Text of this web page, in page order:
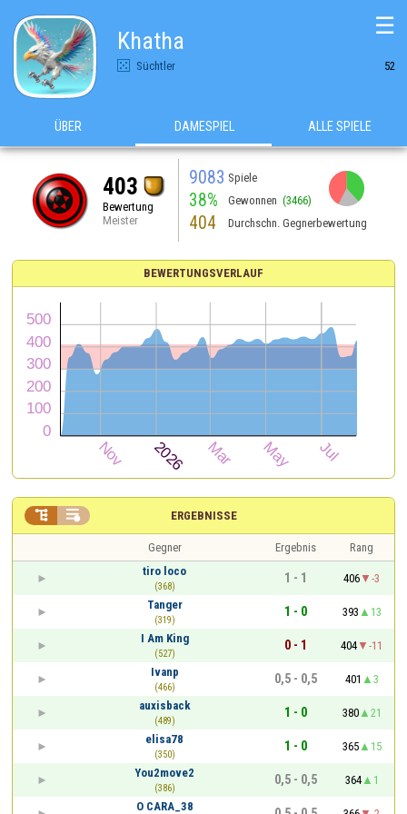
Khatha
Süchtler 52
☰
ÜBER DAMESPIEL ALLE SPIELE
403
Bewertung
Meister
9083 Spiele
38% Gewonnen (3466)
404 Durchschn. Gegnerbewertung
BEWERTUNGSVERLAUF
ERGEBNISSE
 
Gegner Ergebnis
Rang
tiro loco
(368)
1 - 1 406
-3
Tanger
(319)
1 - 0 393
13
I Am King
(527)
0 - 1 404
-11
Ivanp
(466)
0,5 - 0,5 401
3
auxisback
(489)
1 - 0 380
21
elisa78
(350)
1 - 0 365
15
You2move2
(386)
0,5 - 0,5 364
1
O CARA_38